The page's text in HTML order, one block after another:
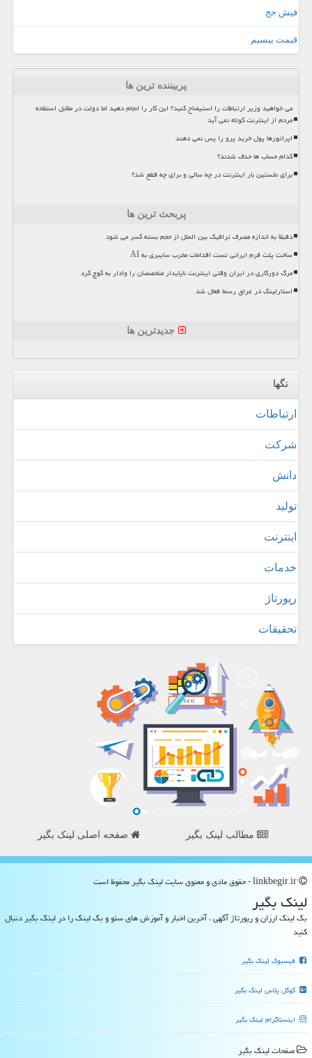
فیش حج
قیمت بیسیم
پربیننده ترین ها
می خواهید وزیر ارتباطات را استیضاح کنید؟ این کار را انجام دهید اما دولت در مقابل استفاده
مردم از اینترنت کوتاه نمی آید
اپراتورها پول خرید پرو را پس نمی دهند
کدام حساب ها حذف شدند؟
برای نخستین بار اینترنت در چه سالی و برای چه قطع شد؟
پربحث ترین ها
دقیقا به اندازه مصرف ترافیک بین الملل از حجم بسته کسر می شود
ساخت پلت فرم ایرانی تست اقدامات مخرب سایبری به AI
مرگ دورکاری در ایران وقتی اینترنت ناپایدار متخصصان را وادار به کوچ کرد
استارلینک در عراق رسما فعال شد
جدیدترین ها
تگها
ارتباطات
شركت
دانش
تولید
اینترنت
خدمات
رپورتاژ
تحقیقات
مطالب لینک بگیر صفحه اصلی لینک بگیر
لینك بگیر
بک لینک ارزان و رپورتاژ آگهی ، آخرین اخبار و آموزش های سئو و بک لینک را در لینک بگیر دنبال
کنید
فیسبوک لینک بگیر
گوگل پلاس لینک بگیر
اینستاگرام لینک بگیر
صفحات لینك بگیر